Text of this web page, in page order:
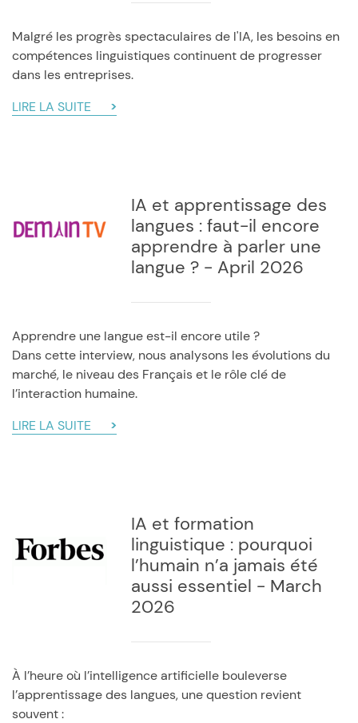
Malgré les progrès spectaculaires de l'IA, les besoins en
compétences linguistiques continuent de progresser
dans les entreprises.
LIRE LA SUITE
IA et apprentissage des
langues : faut-il encore
apprendre à parler une
langue ? - April 2026
Apprendre une langue est-il encore utile ?
Dans cette interview, nous analysons les évolutions du
marché, le niveau des Français et le rôle clé de
l’interaction humaine.
LIRE LA SUITE
IA et formation
linguistique : pourquoi
l’humain n’a jamais été
aussi essentiel - March
2026
À l’heure où l’intelligence artificielle bouleverse
l’apprentissage des langues, une question revient
souvent :